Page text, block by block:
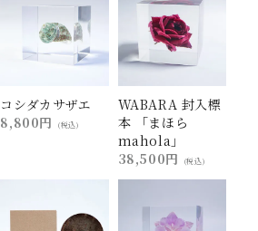
コシダカサザエ
8,800円
(税込)
WABARA 封入標
本 「まほら
mahola」
38,500円
(税込)